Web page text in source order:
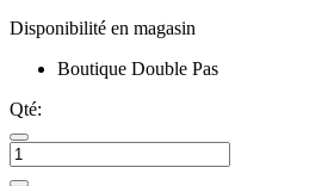
Disponibilité en magasin
Boutique Double Pas
Qté: